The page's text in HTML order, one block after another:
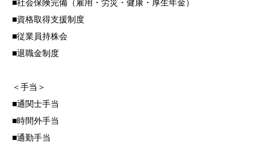
■社会保険完備（雇用・労災・健康・厚生年金）
■資格取得支援制度
■従業員持株会
■退職金制度
＜手当＞
■通関士手当
■時間外手当
■通勤手当